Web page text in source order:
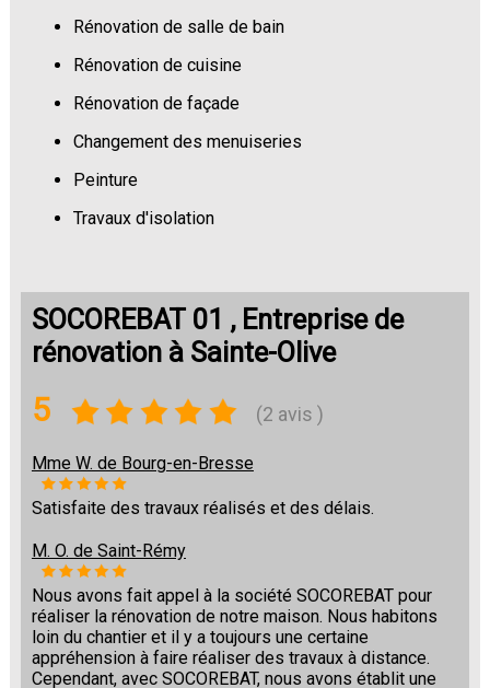
Rénovation de salle de bain
Rénovation de cuisine
Rénovation de façade
Changement des menuiseries
Peinture
Travaux d'isolation
SOCOREBAT 01 , Entreprise de
rénovation à Sainte-Olive
5 (2 avis )
Mme W. de Bourg-en-Bresse
Satisfaite des travaux réalisés et des délais.
M. O. de Saint-Rémy
Nous avons fait appel à la société SOCOREBAT pour
réaliser la rénovation de notre maison. Nous habitons
loin du chantier et il y a toujours une certaine
appréhension à faire réaliser des travaux à distance.
Cependant, avec SOCOREBAT, nous avons établit une